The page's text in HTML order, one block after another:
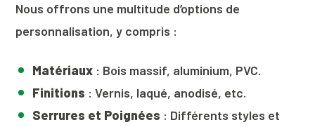
Nous offrons une multitude d’options de
personnalisation, y compris :
Matériaux : Bois massif, aluminium, PVC.
Finitions : Vernis, laqué, anodisé, etc.
Serrures et Poignées : Différents styles et